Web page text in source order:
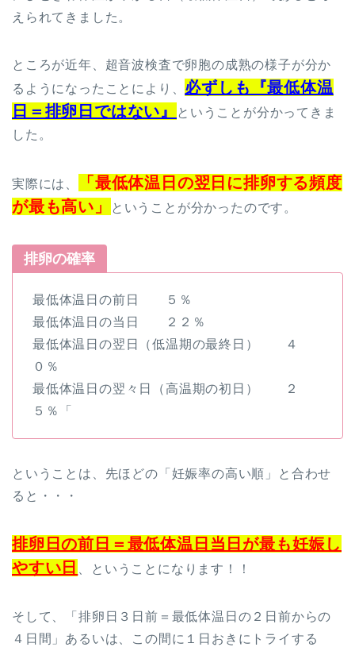
えられてきました。
ところが近年、超音波検査で卵胞の成熟の様子が分か
るようになったことにより、 必ずしも『最低体温
日＝排卵日ではない』
ということが分かってきま
した。
実際には、
「最低体温日の翌日に排卵する頻度
が最も高い」
ということが分かったのです。
排卵の確率
最低体温日の前日 ５％
最低体温日の当日 ２２％
最低体温日の翌日（低温期の最終日） ４
０％
最低体温日の翌々日（高温期の初日） ２
５％「
ということは、先ほどの「妊娠率の高い順」と合わせ
ると・・・
排卵日の前日＝最低体温日当日が最も妊娠し
やすい日
、ということになります！！
そして、「排卵日３日前＝最低体温日の２日前からの
４日間」あるいは、この間に１日おきにトライする